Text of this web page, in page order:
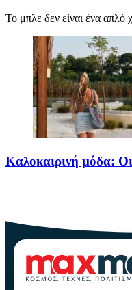
Το μπλε δεν είναι ένα απλό
Καλοκαιρινή μόδα: